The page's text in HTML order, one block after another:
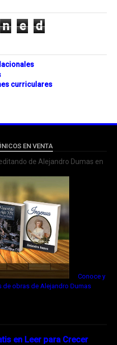
n e d
curriculares
EN VENTA
de Alejandro Dumas en
Conoce y
obras de Alejandro Dumas
en Leer para Crecer